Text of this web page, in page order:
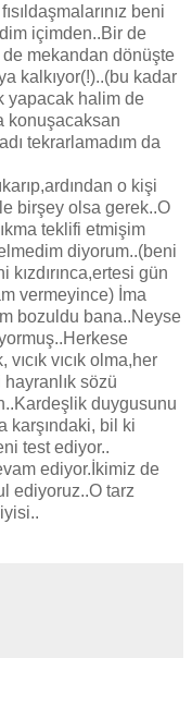
beni
içimden..Bir de
de mekandan dönüşte
kalkıyor(!)..(bu kadar
yapacak halim de
konuşacaksan
tekrarlamadım da
o kişi
birşey olsa gerek..O
teklifi etmişim
diyorum..(beni
gün
vermeyince) İma
bozuldu bana..Neyse
vıcık olma,her
sözü
duygusunu
karşındaki, bil ki
test ediyor..
ediyor.İkimiz de
ediyoruz..O tarz